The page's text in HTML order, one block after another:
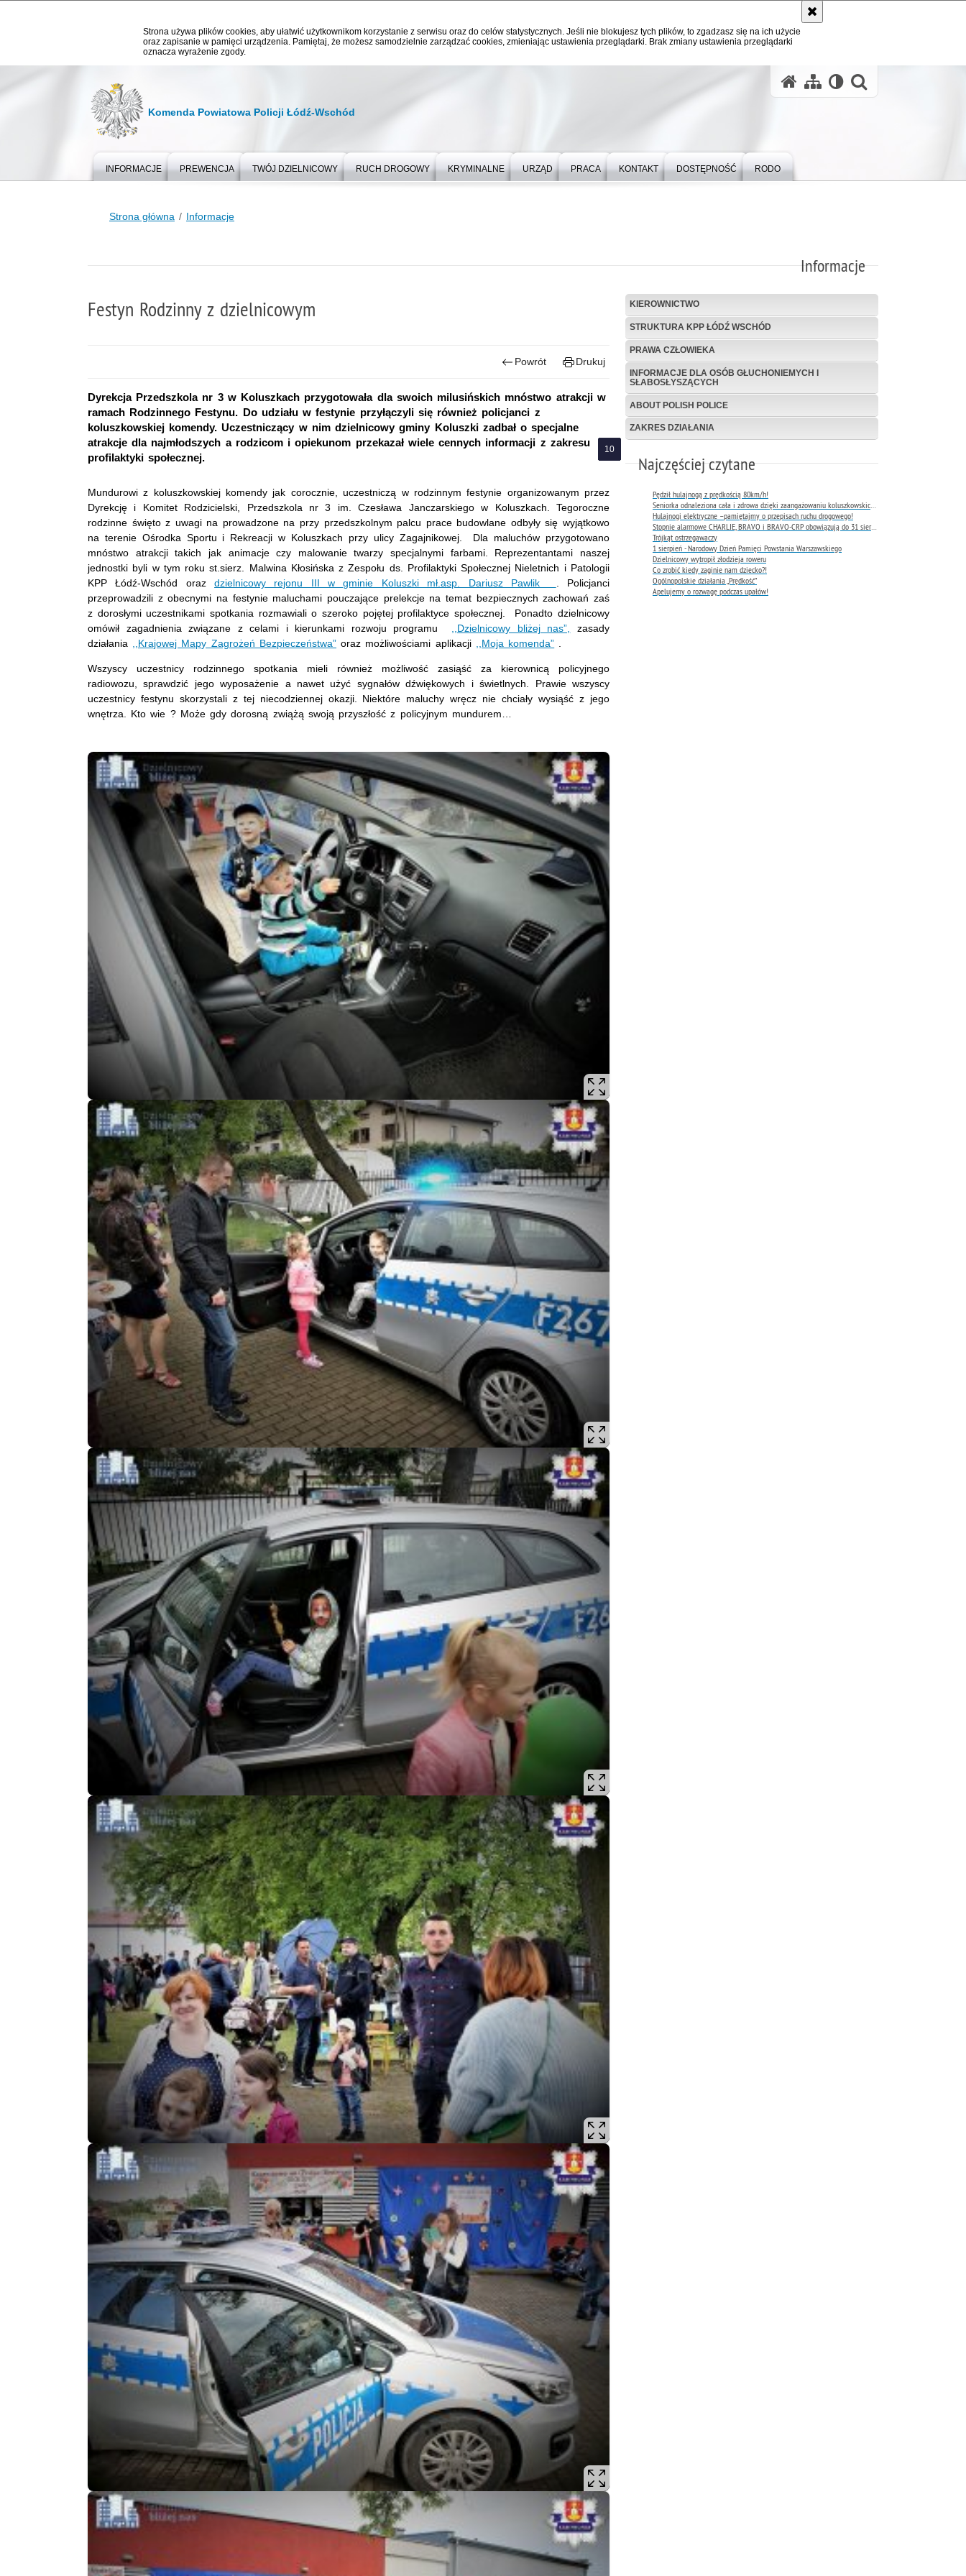
Strona używa plików cookies, aby ułatwić użytkownikom korzystanie z serwisu oraz do celów statystycznych. Jeśli nie blokujesz tych plików, to zgadzasz się na ich użycie
oraz zapisanie w pamięci urządzenia. Pamiętaj, że możesz samodzielnie zarządzać cookies, zmieniając ustawienia przeglądarki. Brak zmiany ustawienia przeglądarki
oznacza wyrażenie zgody.
Komenda Powiatowa Policji Łódź-Wschód
INFORMACJE PREWENCJA TWÓJ DZIELNICOWY RUCH DROGOWY KRYMINALNE URZĄD PRACA KONTAKT DOSTĘPNOŚĆ RODO
Strona główna Informacje
Informacje
Festyn Rodzinny z dzielnicowym
Powrót Drukuj
Dyrekcja Przedszkola nr 3 w Koluszkach przygotowała dla swoich milusińskich mnóstwo atrakcji w
ramach Rodzinnego Festynu. Do udziału w festynie przyłączyli się również policjanci z
koluszkowskiej komendy. Uczestniczący w nim dzielnicowy gminy Koluszki zadbał o specjalne
atrakcje dla najmłodszych a rodzicom i opiekunom przekazał wiele cennych informacji z zakresu
profilaktyki społecznej.
Mundurowi z koluszkowskiej komendy jak corocznie, uczestniczą w rodzinnym festynie organizowanym przez
Dyrekcję i Komitet Rodzicielski, Przedszkola nr 3 im. Czesława Janczarskiego w Koluszkach. Tegoroczne
rodzinne święto z uwagi na prowadzone na przy przedszkolnym palcu prace budowlane odbyły się wyjątkowo
na terenie Ośrodka Sportu i Rekreacji w Koluszkach przy ulicy Zagajnikowej. Dla maluchów przygotowano
mnóstwo atrakcji takich jak animacje czy malowanie twarzy specjalnymi farbami. Reprezentantami naszej
jednostki byli w tym roku st.sierz. Malwina Kłosińska z Zespołu ds. Profilaktyki Społecznej Nieletnich i Patologii
KPP Łódź-Wschód orazdzielnicowy rejonu III w gminie Koluszki mł.asp. Dariusz Pawlik . Policjanci
przeprowadzili z obecnymi na festynie maluchami pouczające prelekcje na temat bezpiecznych zachowań zaś
z dorosłymi uczestnikami spotkania rozmawiali o szeroko pojętej profilaktyce społecznej. Ponadto dzielnicowy
omówił zagadnienia związane z celami i kierunkami rozwoju programu ,,Dzielnicowy bliżej nas”, zasady
działania ,,Krajowej Mapy Zagrożeń Bezpieczeństwa”oraz możliwościami aplikacji ,,Moja komenda” .
Wszyscy uczestnicy rodzinnego spotkania mieli również możliwość zasiąść za kierownicą policyjnego
radiowozu, sprawdzić jego wyposażenie a nawet użyć sygnałów dźwiękowych i świetlnych. Prawie wszyscy
uczestnicy festynu skorzystali z tej niecodziennej okazji. Niektóre maluchy wręcz nie chciały wysiąść z jego
wnętrza. Kto wie ? Może gdy dorosną zwiążą swoją przyszłość z policyjnym mundurem…
KIEROWNICTWO
STRUKTURA KPP ŁÓDŹ WSCHÓD
PRAWA CZŁOWIEKA
INFORMACJE DLA OSÓB GŁUCHONIEMYCH I
SŁABOSŁYSZĄCYCH
ABOUT POLISH POLICE
ZAKRES DZIAŁANIA
Najczęściej czytane
Pędził hulajnogą z prędkością 80km/h!
Hulajnogi elektryczne –pamiętajmy o przepisach ruchu drogowego!
Stopnie alarmowe CHARLIE, BRAVO i BRAVO-CRP obowiązują do 31 sierpnia 2026 r.
Trójkąt ostrzegawaczy
1 sierpień - Narodowy Dzień Pamięci Powstania Warszawskiego
Dzielnicowy wytropił złodzieja roweru
Co zrobić kiedy zaginie nam dziecko?!
Ogólnopolskie działania „Prędkość”
Apelujemy o rozwagę podczas upałów!